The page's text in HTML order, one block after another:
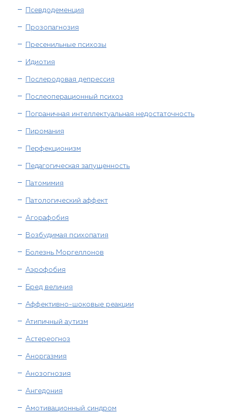
Псевдодеменция
Прозопагнозия
Пресенильные психозы
Идиотия
Послеродовая депрессия
Послеоперационный психоз
Пограничная интеллектуальная недостаточность
Пиромания
Перфекционизм
Педагогическая запущенность
Патомимия
Патологический аффект
Агорафобия
Возбудимая психопатия
Болезнь Моргеллонов
Аэрофобия
Бред величия
Аффективно-шоковые реакции
Атипичный аутизм
Астереогноз
Аноргазмия
Анозогнозия
Ангедония
Амотивационный синдром